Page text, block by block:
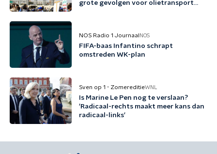
grote gevolgen voor olietransport
NOS Radio 1 Journaal NOS
FIFA-baas Infantino schrapt
omstreden WK-plan
Sven op 1 - ZomereditieWNL
Is Marine Le Pen nog te verslaan?
'Radicaal-rechts maakt meer kans dan
radicaal-links'